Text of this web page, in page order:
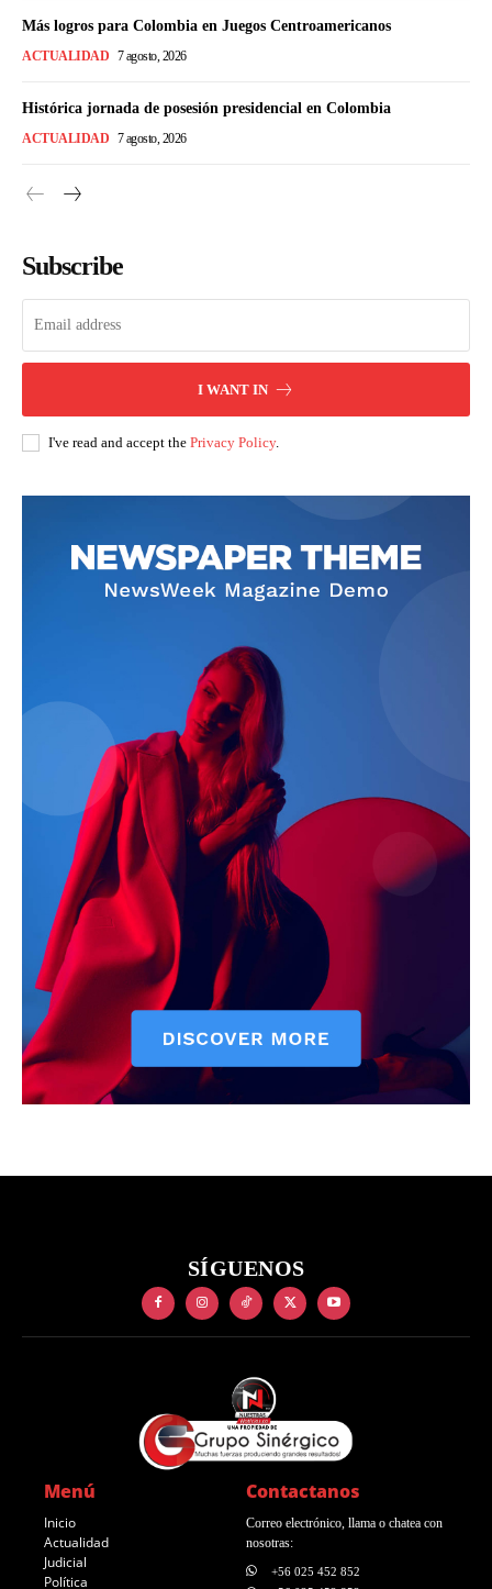
Más logros para Colombia en Juegos Centroamericanos
ACTUALIDAD 7 agosto, 2026
Histórica jornada de posesión presidencial en Colombia
ACTUALIDAD 7 agosto, 2026
Subscribe
I WANT IN
I've read and accept the Privacy Policy.
SÍGUENOS
Menú
Inicio
Actualidad
Judicial
Política
Contactanos
Correo electrónico, llama o chatea con
nosotras:
+56 025 452 852